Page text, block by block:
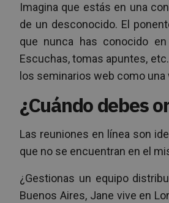
Imagina que estás en una
de un desconocido. El
que nunca has conocido
Escuchas, tomas apuntes,
los seminarios web como
¿Cuándo debes
Las reuniones en línea son
que no se encuentran en el
¿Gestionas un equipo
Buenos Aires, Jane vive en